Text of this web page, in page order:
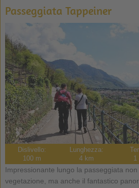
Passeggiata Tappeiner
Dislivello:
100 m
Lunghezza:
4 km
1
Impressionante lungo la passeggiata
vegetazione, ma anche il fantastico